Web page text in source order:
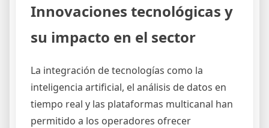
Innovaciones tecnológicas y
su impacto en el sector
La integración de tecnologías como la
inteligencia artificial, el análisis de datos en
tiempo real y las plataformas multicanal han
permitido a los operadores ofrecer